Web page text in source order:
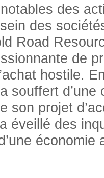
des
des
Road
de
hostile.
souffert
son projet
éveillé des
économie